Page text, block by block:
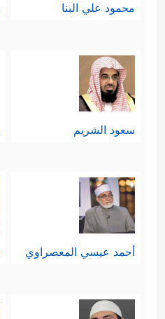
محمود علي البنا
سعود الشريم
أحمد عيسي المعصراوي